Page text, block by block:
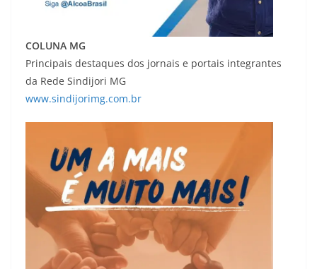
COLUNA MG
Principais destaques dos jornais e portais integrantes
da Rede Sindijori MG
www.sindijorimg.com.br